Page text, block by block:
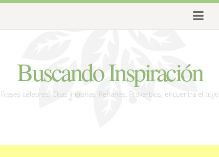
Buscando Inspiración
Frases célebres, Citas literarias, Refranes, Proverbios, encuentra el tuyo